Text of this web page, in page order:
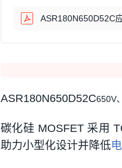
ASR180N650D52C应用开关
ASR180N650D52C650V
碳化硅 MOSFET 采用
助力小型化设计并降低